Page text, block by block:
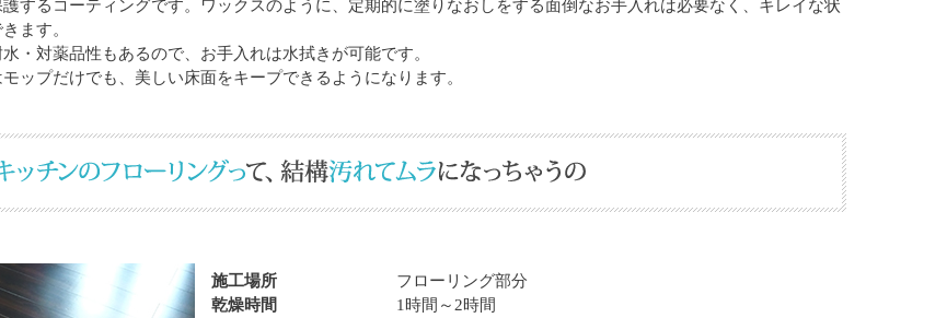
するコーティングです。ワックスのように、定期的に塗りなおしをする面倒なお手入れは必要なく、キレイな状
ます。
・対薬品性もあるので、お手入れは水拭きが可能です。
ップだけでも、美しい床面をキープできるようになります。
施工場所
フローリング部分
乾燥時間
1時間～2時間